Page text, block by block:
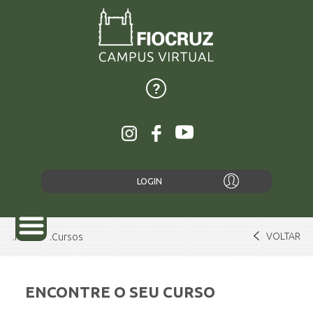
LOGIN
SOBRE
Home Cursos VOLTAR
ENCONTRE O SEU CURSO